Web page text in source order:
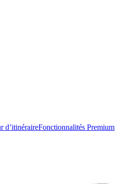
d’itinéraireFonctionnalités Premium